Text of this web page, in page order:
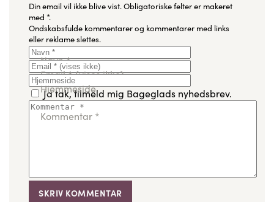
Din email vil ikke blive vist.Obligatoriske felter er makeret
med *.
Ondskabsfulde kommentarer og kommentarer med links
eller reklame slettes.
Navn*
Email*(vises ikke)
Hjemmeside
Ja tak, tilmeld mig Bageglads nyhedsbrev.
Kommentar *